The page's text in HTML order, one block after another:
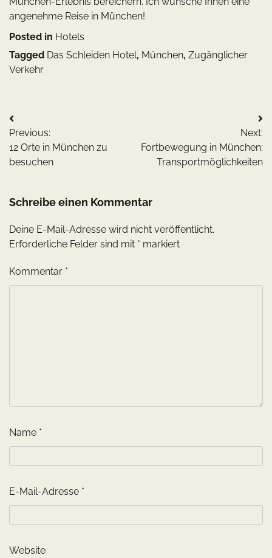
angenehme Reise in München!
Posted in Hotels
Tagged Das Schleiden Hotel, München, Zugänglicher
Verkehr
Beitragsnavigation
Previous:
12 Orte in München zu
besuchen
Next:
Fortbewegung in München:
Transportmöglichkeiten
Schreibe einen Kommentar
Deine E-Mail-Adresse wird nicht veröffentlicht.
Erforderliche Felder sind mit * markiert
Kommentar *
Name *
E-Mail-Adresse *
Website